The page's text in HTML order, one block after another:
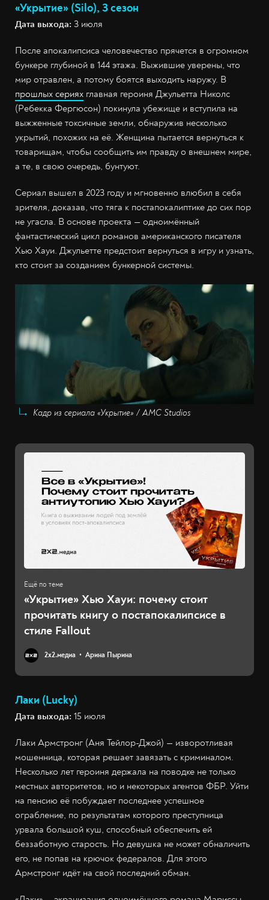
«Укрытие» (Silo), 3 сезон
Дата выхода: 3 июля
После апокалипсиса человечество прячется в огромном
бункере глубиной в 144 этажа. Выжившие уверены, что
мир отравлен, а потому боятся выходить наружу. В
прошлых сериях главная героиня Джульетта Николс
(Ребекка Фергюсон) покинула убежище и вступила на
выжженные токсичные земли, обнаружив несколько
укрытий, похожих на её. Женщина пытается вернуться к
товарищам, чтобы сообщить им правду о внешнем мире,
а те, в свою очередь, бунтуют.
Сериал вышел в 2023 году и мгновенно влюбил в себя
зрителя, доказав, что тяга к постапокалиптике до сих пор
не угасла. В основе проекта — одноимённый
фантастический цикл романов американского писателя
Хью Хауи. Джульетте предстоит вернуться в игру и узнать,
кто стоит за созданием бункерной системы.
Кадр из сериала «Укрытие» / AMC Studios
«Укрытие» Хью Хауи: почему стоит
прочитать книгу о постапокалипсисе в
стиле Fallout
2х2.медиа Арина Пырина
Лаки (Lucky)
Дата выхода: 15 июля
Лаки Армстронг (Аня Тейлор-Джой) — изворотливая
мошенница, которая решает завязать с криминалом.
Несколько лет героиня держала на поводке не только
местных авторитетов, но и некоторых агентов ФБР. Уйти
на пенсию её побуждает последнее успешное
ограбление, по результатам которого преступница
урвала большой куш, способный обеспечить ей
беззаботную старость. Но девушка не может обналичить
его, не попав на крючок федералов. Для этого
Армстронг идёт на свой последний обман.